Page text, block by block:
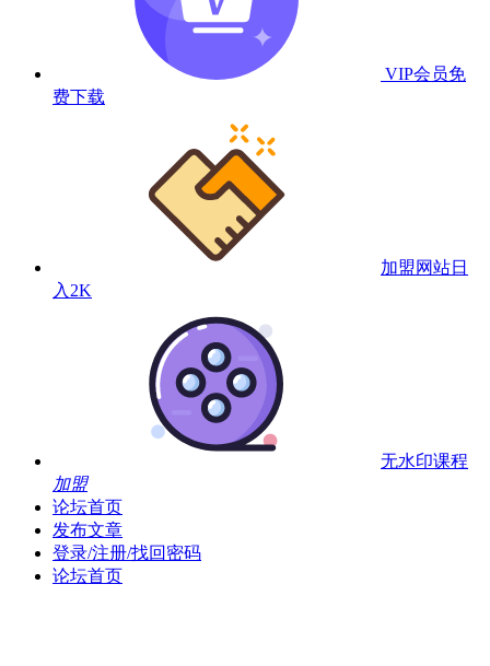
VIP会员免
费下载
加盟网站日
入2K
无水印课程
加盟
论坛首页
发布文章
登录/注册/找回密码
论坛首页